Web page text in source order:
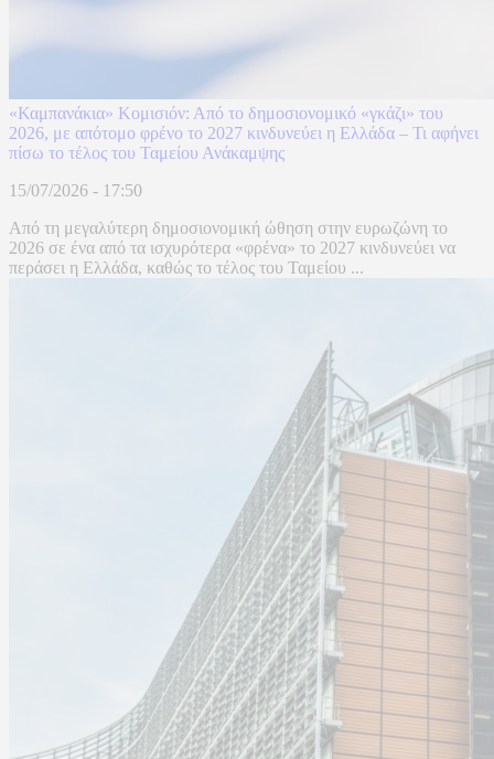
«Καμπανάκια» Κομισιόν: Από το δημοσιονομικό «γκάζι» του
2026, με απότομο φρένο το 2027 κινδυνεύει η Ελλάδα – Τι αφήνει
πίσω το τέλος του Ταμείου Ανάκαμψης
15/07/2026 - 17:50
Από τη μεγαλύτερη δημοσιονομική ώθηση στην ευρωζώνη το
2026 σε ένα από τα ισχυρότερα «φρένα» το 2027 κινδυνεύει να
περάσει η Ελλάδα, καθώς το τέλος του Ταμείου ...